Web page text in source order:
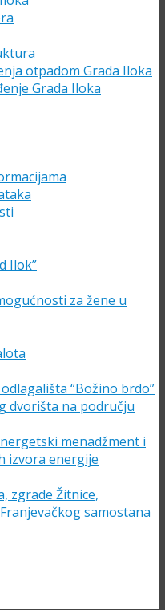
otpadom Grada Iloka
Grada Iloka
Ilok”
za žene u
“Božino brdo”
dvorišta na području
menadžment i
izvora energije
zgrade Žitnice,
samostana